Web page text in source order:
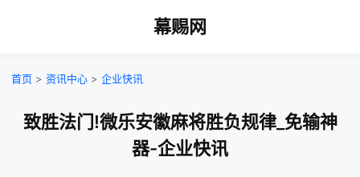
幕赐网
首页 > 资讯中心 > 企业快讯
致胜法门!微乐安徽麻将胜负规律_免输神
器-企业快讯